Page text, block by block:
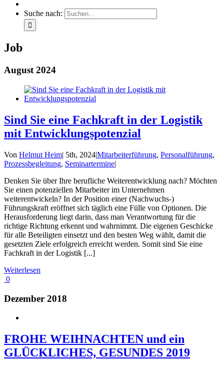
Suche nach:
Job
August 2024
Sind Sie eine Fachkraft in der Logistik
mit Entwicklungspotenzial
Von Helmut Heim| 5th, 2024|Mitarbeiterführung, Personalführung,
Prozessbegleitung, Seminartermine|
Denken Sie über Ihre berufliche Weiterentwicklung nach? Möchten
Sie einen potenziellen Mitarbeiter im Unternehmen
weiterentwickeln? In der Position einer (Nachwuchs-)
Führungskraft eröffnet sich täglich eine Fülle von Optionen. Die
Herausforderung liegt darin, dass man Verantwortung für die
richtige Richtung erkennt und wahrnimmt. Die eigenen Geschicke
für alle Beteiligten einsetzt und den besten Weg wählt, damit die
gesetzten Ziele erfolgreich erreicht werden. Somit sind Sie eine
Fachkraft in der Logistik [...]
Weiterlesen
0
Dezember 2018
FROHE WEIHNACHTEN und ein
GLÜCKLICHES, GESUNDES 2019